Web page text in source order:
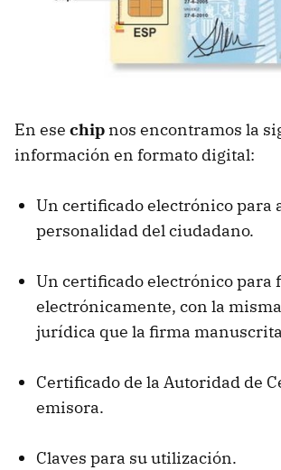
En ese chip nos encontramos la
información en formato digital:
Un certificado electrónico para
personalidad del ciudadano.
Un certificado electrónico para
electrónicamente, con la
jurídica que la firma
Certificado de la Autoridad de
emisora.
Claves para su utilización.